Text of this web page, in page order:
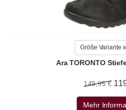
Größe Variante
Ara TORONTO
149,95 €
Mehr